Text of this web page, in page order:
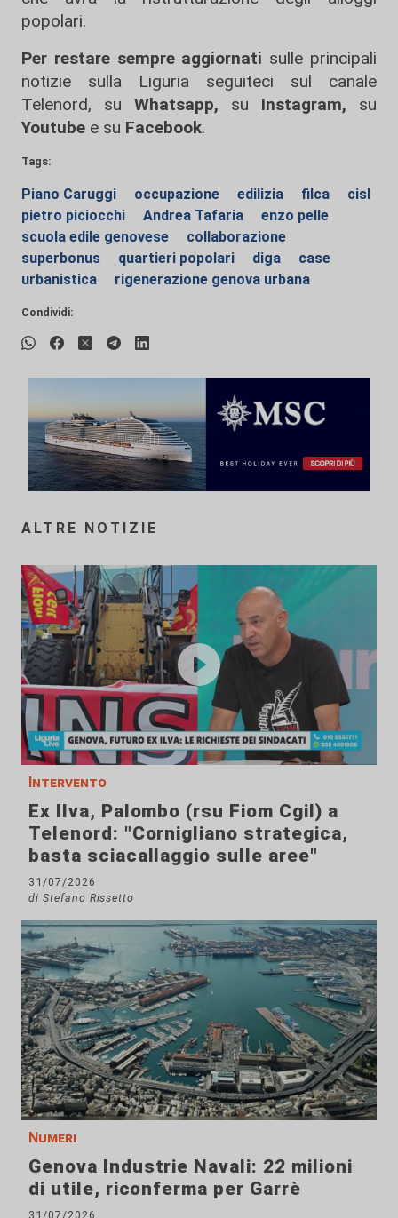
popolari.
Per restare sempre aggiornati sulle principali
notizie sulla Liguria seguiteci sul canale
Telenord, su
Whatsapp, su Instagram, su
Youtube e su Facebook.
Tags:
Piano Caruggi occupazione edilizia filca
cisl
pietro piciocchi
Andrea Tafaria
enzo pelle
scuola edile genovese
collaborazione
superbonus
quartieri popolari diga
case
urbanistica
rigenerazione genova urbana
Condividi:
ALTRE NOTIZIE
Intervento
Ex Ilva, Palombo (rsu Fiom Cgil) a
Telenord: "Cornigliano strategica,
basta sciacallaggio sulle aree"
31/07/2026
di Stefano Rissetto
Numeri
Genova Industrie Navali: 22 milioni
di utile, riconferma per Garrè
31/07/2026